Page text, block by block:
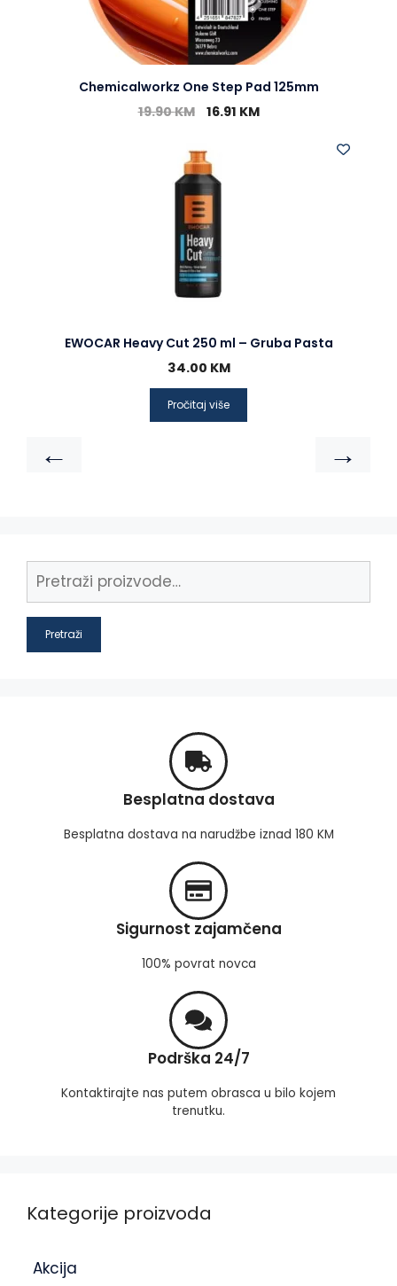
Chemicalworkz One Step Pad 125mm
19.90KM 16.91 KM
EWOCAR Heavy Cut 250 ml – Gruba Pasta
34.00 KM
Pročitaj više
← →
Pretraži
Besplatna dostava
Besplatna dostava na narudžbe iznad 180 KM
Sigurnost zajamčena
100% povrat novca
Podrška 24/7
Kontaktirajte nas putem obrasca u bilo kojem
trenutku.
Kategorije proizvoda
Akcija